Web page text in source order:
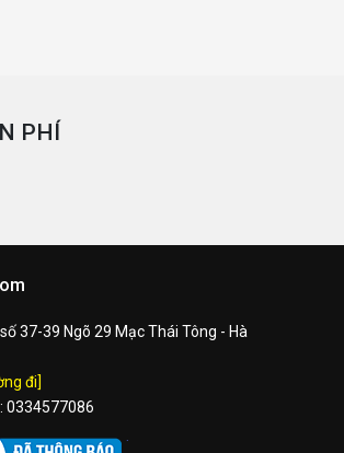
PHÍ
số 37-39 Ngõ 29 Mạc Thái Tông - Hà
đi]
0334577086